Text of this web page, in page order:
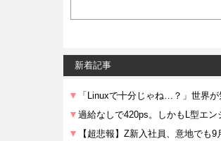
新着記事